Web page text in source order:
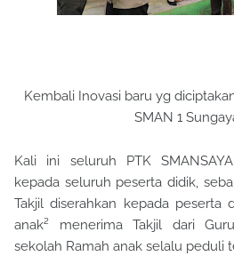
Kembali Inovasi baru yg
SMAN 1
Kali ini seluruh PTK
kepada seluruh peserta didik,
Takjil diserahkan kepada peserta
anak² menerima Takjil dari
sekolah Ramah anak selalu peduli